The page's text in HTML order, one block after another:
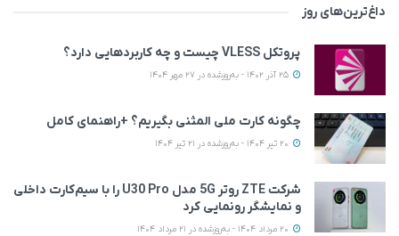
داغ‌ترین‌های روز
پروتکل VLESS چیست و چه کاربردهایی دارد؟
چگونه کارت ملی المثنی بگیریم؟ +راهنمای کامل
شرکت ZTE روتر 5G مدل U30 Pro را با سیم‌کارت داخلی
و نمایشگر رونمایی کرد